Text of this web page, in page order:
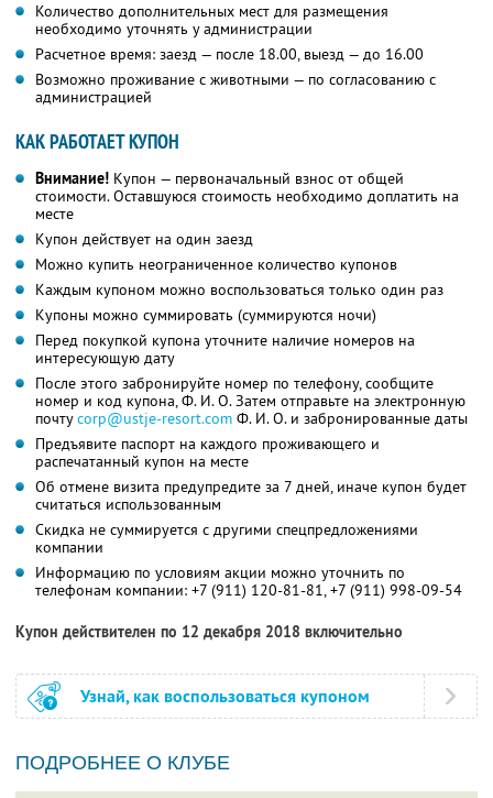
Количество дополнительных мест для размещения
необходимо уточнять у администрации
Расчетное время: заезд — после 18.00, выезд — до 16.00
Возможно проживание с животными — по согласованию с
администрацией
КАК РАБОТАЕТ КУПОН
Внимание! Купон — первоначальный взнос от общей
стоимости. Оставшуюся стоимость необходимо доплатить на
месте
Купон действует на один заезд
Можно купить неограниченное количество купонов
Каждым купоном можно воспользоваться только один раз
Купоны можно суммировать (суммируются ночи)
Перед покупкой купона уточните наличие номеров на
интересующую дату
После этого забронируйте номер по телефону, сообщите
номер и код купона, Ф. И. О. Затем отправьте на электронную
почтуcorp@ustje-resort.com Ф. И. О. и забронированные даты
Предъявите паспорт на каждого проживающего и
распечатанный купон на месте
Об отмене визита предупредите за 7 дней, иначе купон будет
считаться использованным
Скидка не суммируется с другими спецпредложениями
компании
Информацию по условиям акции можно уточнить по
телефонам компании: +7 (911) 120-81-81,+7 (911) 998-09-54
Купон действителен по 12 декабря 2018 включительно
Узнай, как воспользоваться купоном
ПОДРОБНЕЕ О КЛУБЕ